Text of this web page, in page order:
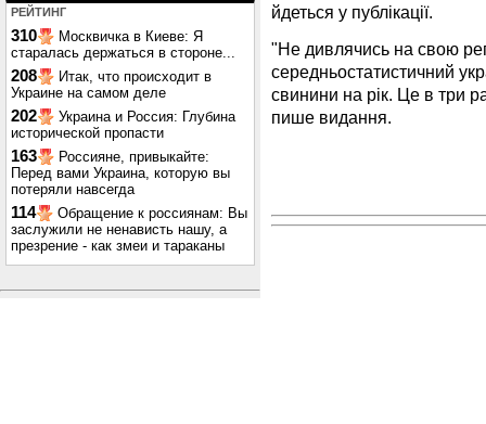
РЕЙТИНГ
310
Москвичка в Киеве: Я
старалась держаться в стороне...
208
Итак, что происходит в
Украине на самом деле
202
Украина и Россия: Глубина
исторической пропасти
163
Россияне, привыкайте:
Перед вами Украина, которую вы
потеряли навсегда
114
Обращение к россиянам: Вы
заслужили не ненависть нашу, а
презрение - как змеи и тараканы
йдеться у публікації.
"Не дивлячись на свою
середньостатистичний
свинини на рік. Це в три
пише видання.